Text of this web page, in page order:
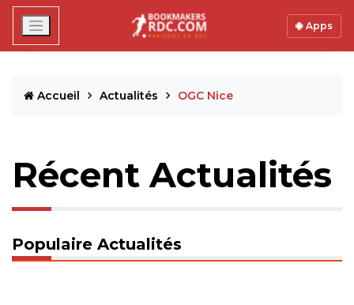
Apps
Accueil Actualités OGC Nice
Récent Actualités
Populaire Actualités